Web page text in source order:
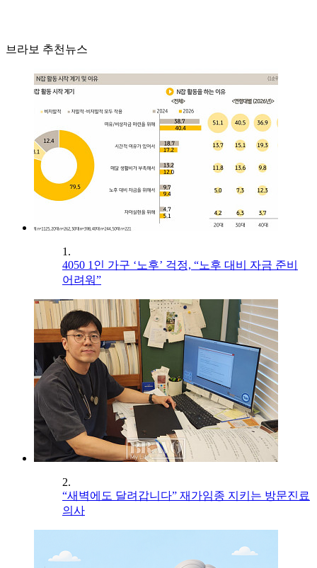
브라보 추천뉴스
1.
4050 1인 가구 ‘노후’ 걱정, “노후 대비 자금 준비
어려워”
2.
“새벽에도 달려갑니다” 재가임종 지키는 방문진료
의사